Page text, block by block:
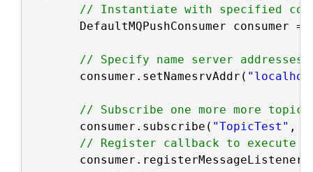
// Instantiate with specified
DefaultMQPushConsumer consumer =
// Specify name server addresses.
consumer.setNamesrvAddr(
// Subscribe one more more topics
consumer.subscribe( "TopicTest" ,
// Register callback to execute
consumer.registerMessageListener(